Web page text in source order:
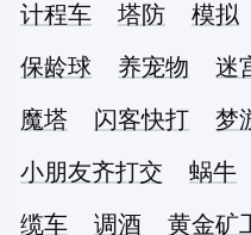
计程车
塔防 模拟
保龄球
养宠物 迷
魔塔
闪客快打 梦
小朋友齐打交
蜗牛
缆车
调酒 黄金矿